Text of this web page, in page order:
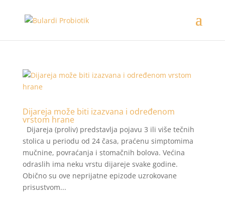
Dijareja može biti izazvana i određenom
vrstom hrane
Dijareja (proliv) predstavlja pojavu 3 ili više tečnih
stolica u periodu od 24 časa, praćenu simptomima
mučnine, povraćanja i stomačnih bolova. Većina
odraslih ima neku vrstu dijareje svake godine.
Obično su ove neprijatne epizode uzrokovane
prisustvom...